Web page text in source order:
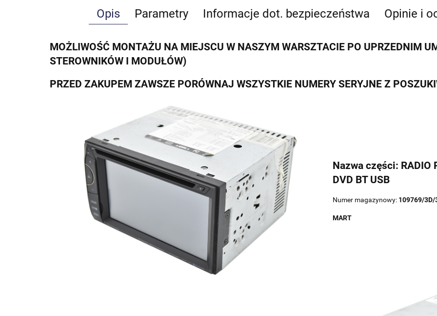
Opis Parametry Informacje dot. bezpieczeństwa Opinie i
MOŻLIWOŚĆ MONTAŻU NA MIEJSCU W NASZYM WARSZTACIE PO UPRZEDNIM
STEROWNIKÓW I MODUŁÓW)
PRZED ZAKUPEM ZAWSZE PORÓWNAJ WSZYSTKIE NUMERY SERYJNE Z
Nazwa części: RADIO
DVD BT USB
Numer magazynowy: 109769/3D/
MART